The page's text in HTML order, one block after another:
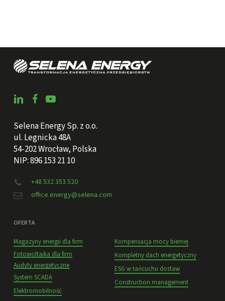
Selena Energy Sp. z o.o.
ul. Legnicka 48A
54-202 Wrocław, Polska
NIP: 896 153 21 10
+48 532 353 520
office.energy@selena.com
OFERTA
Magazyny energii dla firm
Fotowoltaika dla firm
Audyty energetyczne
System SCADA
Elektromobilność
Kompensacja mocy biernej
Kompletny dach energetyczny
ESG w łańcuchu dostaw
Construction management